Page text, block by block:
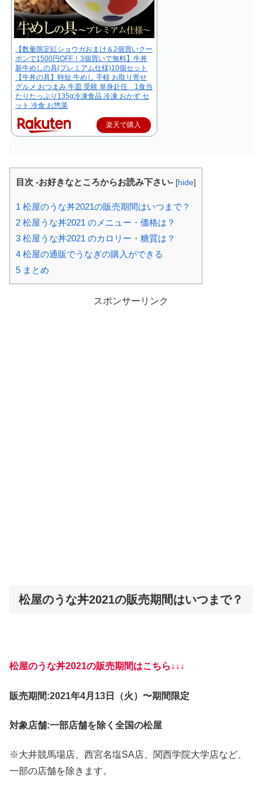
【数量限定紅ショウガおまけ＆2個買いクー
ポンで1500円OFF！3個買いで無料】牛丼
新牛めしの具(プレミアム仕様)10個セット
【牛丼の具】時短 牛めし 手軽 お取り寄せ
グルメ おつまみ 牛皿 受験 単身赴任 1食当
たりたっぷり135g冷凍食品 冷凍 おかず セ
ット 冷食 お惣菜
楽天で購入
目次 -お好きなところからお読み下さい- [hide]
1 松屋のうな丼2021の販売期間はいつまで？
2 松屋うな丼2021 のメニュー・価格は？
3 松屋うな丼2021 のカロリー・糖質は？
4 松屋の通販でうなぎの購入ができる
5 まとめ
スポンサーリンク
松屋のうな丼2021の販売期間はいつまで？
松屋のうな丼2021の販売期間はこちら↓↓↓
販売期間:2021年4月13日（火）〜期間限定
対象店舗:一部店舗を除く全国の松屋
※大井競馬場店、西宮名塩SA店、関西学院大学店など、
一部の店舗を除きます。